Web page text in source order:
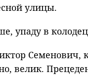
улицы.
упаду в
Семенович,
велик.